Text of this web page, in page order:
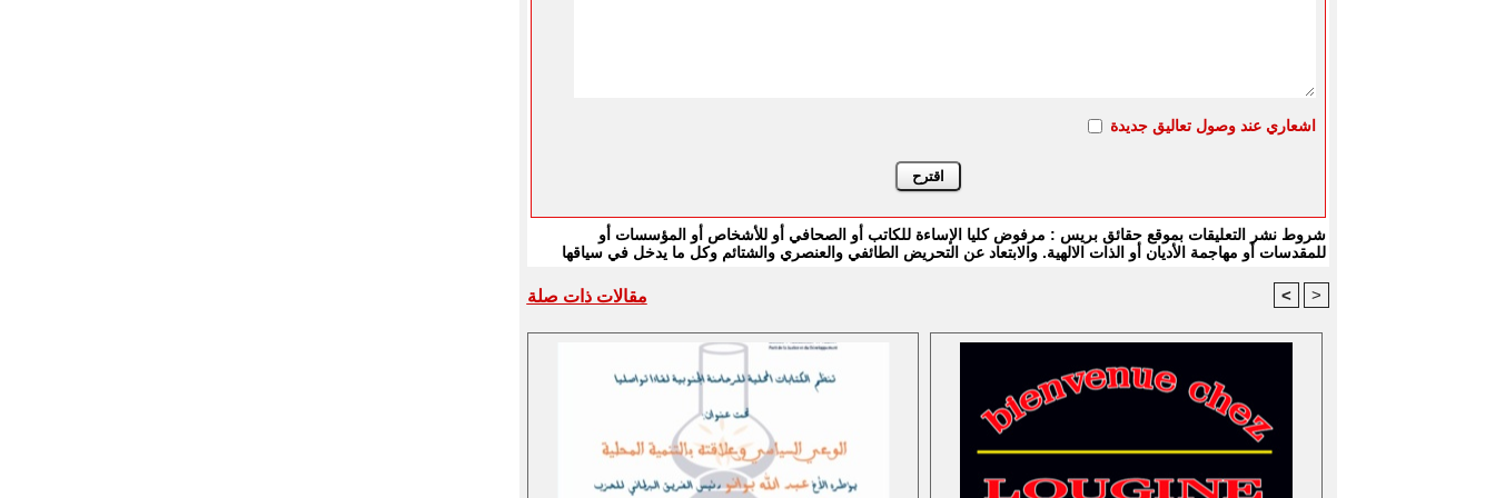
اشعاري عند وصول تعاليق جديدة
شروط نشر التعليقات بموقع حقائق بريس : مرفوض كليا الإساءة للكاتب أو الصحافي أو للأشخاص أو المؤسسات أو
للمقدسات أو مهاجمة الأديان أو الذات الالهية. والابتعاد عن التحريض الطائفي والعنصري والشتائم وكل ما يدخل في سياقها
مقالات ذات صلة < >